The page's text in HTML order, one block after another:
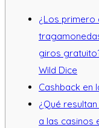
¿Los primero
giros
Wild Dice
Cashback en
¿Qué
a las casinos